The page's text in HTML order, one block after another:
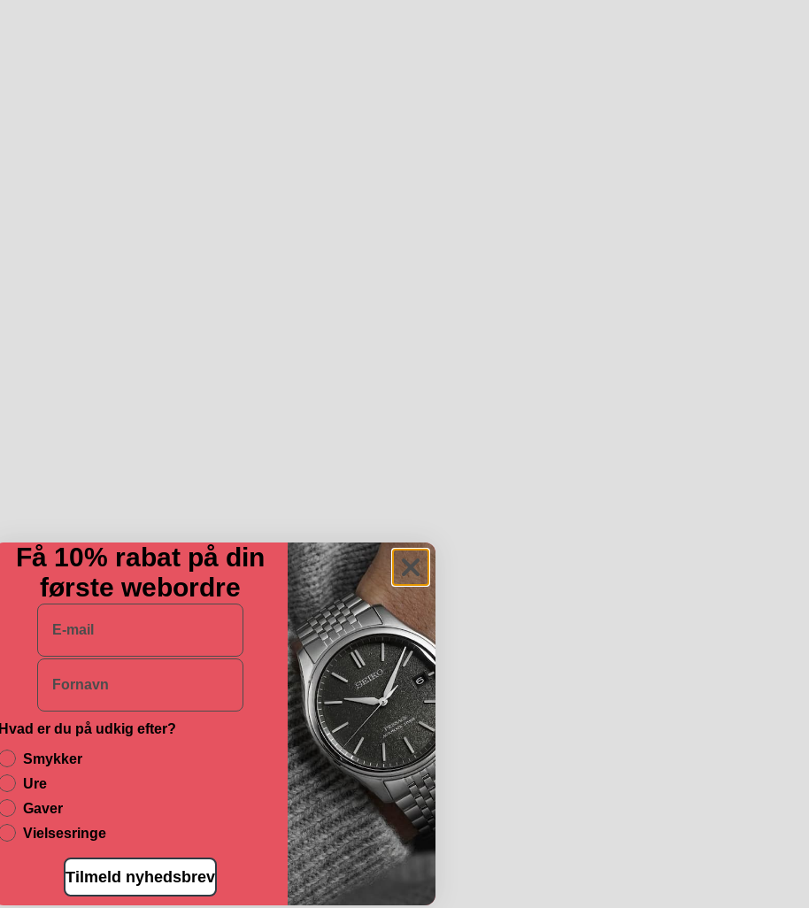
Få 10% rabat på din
første webordre
E-mail
Navn
Hvad er du på udkig efter?
Smykker
Ure
Gaver
Vielsesringe
Tilmeld nyhedsbrev